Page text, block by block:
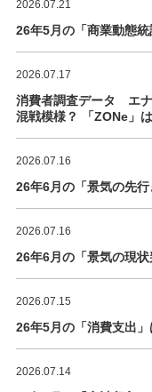
2026.07.21
26年5月の「商業動態
2026.07.17
消費者調査データ エ
混戦模様？ 「ZONe」
2026.07.16
26年6月の「景気の先
2026.07.16
26年6月の「景気の現
2026.07.15
26年5月の「消費支出
2026.07.14